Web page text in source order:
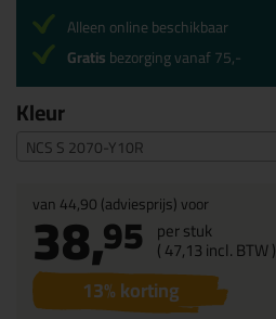
Kleur
NCS S 2070-Y10R
van44,90(adviesprijs) voor
38,95 per stuk
(47,13incl. BTW )
13% korting
Alleen online beschikbaar
Gratisbezorging vanaf 75,-